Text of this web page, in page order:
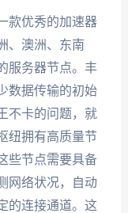
款优秀的加速器
、澳洲、东南
服务器节点。丰
数据传输的初始
不卡的问题，就
纽拥有高质量节
些节点需要具备
网络状况，自动
的连接通道。这